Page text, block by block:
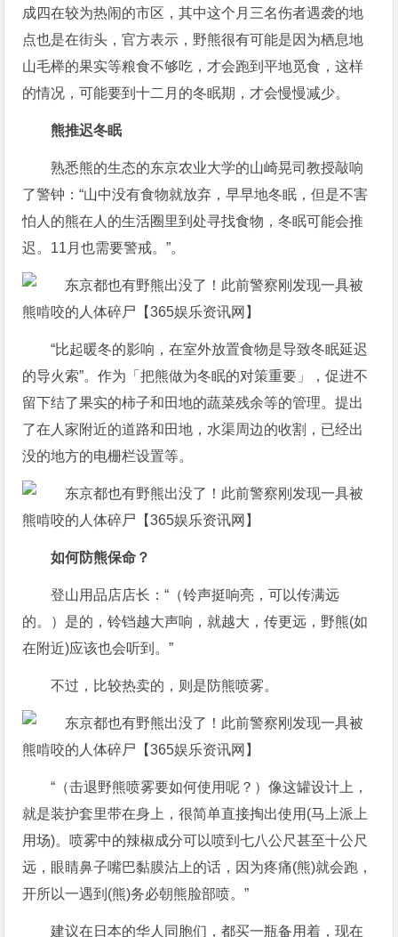
成四在较为热闹的市区，其中这个月三名伤者遇袭的地
点也是在街头，官方表示，野熊很有可能是因为栖息地
山毛榉的果实等粮食不够吃，才会跑到平地觅食，这样
的情况，可能要到十二月的冬眠期，才会慢慢减少。
熊推迟冬眠
熟悉熊的生态的东京农业大学的山崎晃司教授敲响
了警钟：“山中没有食物就放弃，早早地冬眠，但是不害
怕人的熊在人的生活圈里到处寻找食物，冬眠可能会推
迟。11月也需要警戒。”。
“比起暖冬的影响，在室外放置食物是导致冬眠延迟
的导火索”。作为「把熊做为冬眠的对策重要」，促进不
留下结了果实的柿子和田地的蔬菜残余等的管理。提出
了在人家附近的道路和田地，水渠周边的收割，已经出
没的地方的电栅栏设置等。
如何防熊保命？
登山用品店店长：“（铃声挺响亮，可以传满远
的。）是的，铃铛越大声响，就越大，传更远，野熊(如
在附近)应该也会听到。”
不过，比较热卖的，则是防熊喷雾。
“（击退野熊喷雾要如何使用呢？）像这罐设计上，
就是装护套里带在身上，很简单直接掏出使用(马上派上
用场)。喷雾中的辣椒成分可以喷到七八公尺甚至十公尺
远，眼睛鼻子嘴巴黏膜沾上的话，因为疼痛(熊)就会跑，
开所以一遇到(熊)务必朝熊脸部喷。”
建议在日本的华人同胞们，都买一瓶备用着，现在